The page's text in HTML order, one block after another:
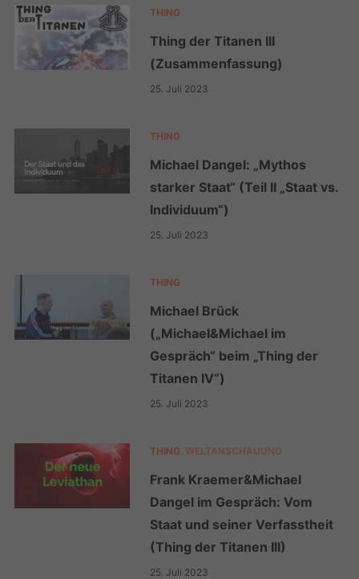
THING
Thing der Titanen III
(Zusammenfassung)
25. Juli 2023
THING
Michael Dangel: „Mythos
starker Staat“ (Teil II „Staat vs.
Individuum“)
25. Juli 2023
THING
Michael Brück
(„Michael&Michael im
Gespräch“ beim „Thing der
Titanen IV“)
25. Juli 2023
THING WELTANSCHAUUNG
Frank Kraemer&Michael
Dangel im Gespräch: Vom
Staat und seiner Verfasstheit
(Thing der Titanen III)
25. Juli 2023